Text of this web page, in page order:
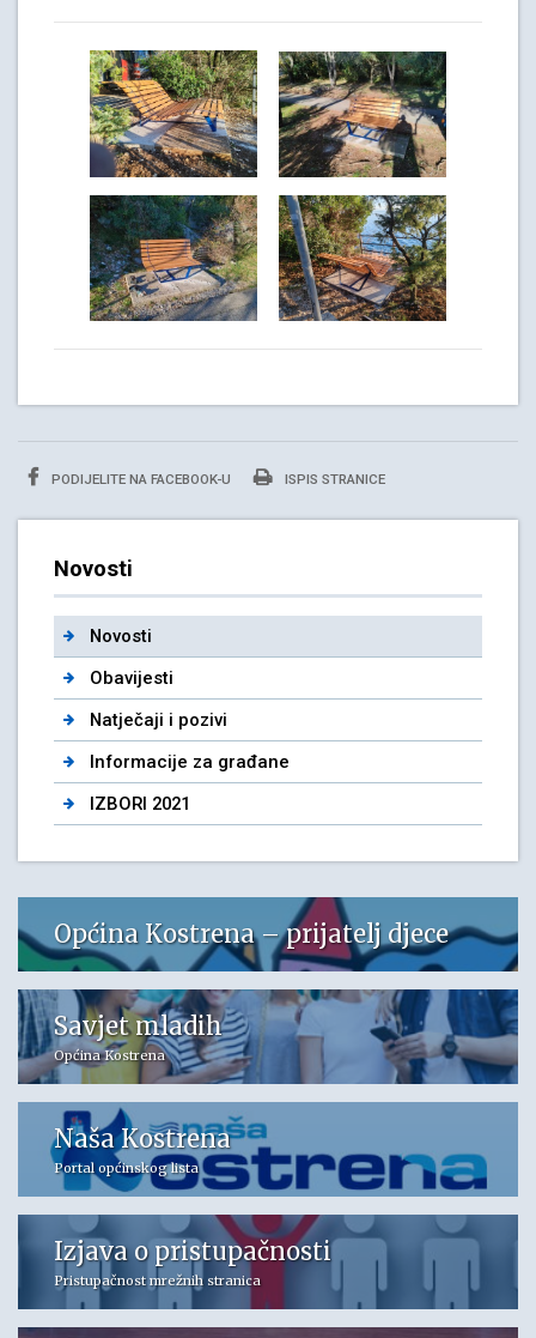
PODIJELITE NA FACEBOOK-U ISPIS STRANICE
Novosti
Novosti
Obavijesti
Natječaji i pozivi
Informacije za građane
IZBORI 2021
Općina Kostrena – prijatelj djece
Savjet mladih
Općina Kostrena
Naša Kostrena
Portal općinskog lista
Izjava o pristupačnosti
Pristupačnost mrežnih stranica